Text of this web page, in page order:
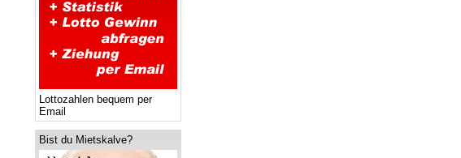
Lottozahlen bequem per
Email
Bist du Mietskalve?